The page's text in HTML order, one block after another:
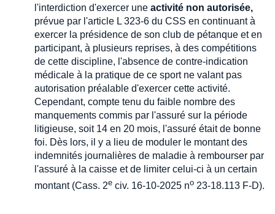
l'interdiction d'exercer une activité non autorisée,
prévue par l'article L 323-6 du CSS en continuant à
exercer la présidence de son club de pétanque et en
participant, à plusieurs reprises, à des compétitions
de cette discipline, l'absence de contre-indication
médicale à la pratique de ce sport ne valant pas
autorisation préalable d'exercer cette activité.
Cependant, compte tenu du faible nombre des
manquements commis par l'assuré sur la période
litigieuse, soit 14 en 20 mois, l'assuré était de bonne
foi. Dès lors, il y a lieu de moduler le montant des
indemnités journalières de maladie à rembourser par
l'assuré à la caisse et de limiter celui-ci à un certain
montant (Cass. 2e civ. 16-10-2025 no 23-18.113 F-D).